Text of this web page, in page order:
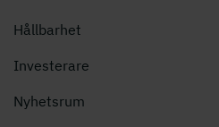
Hållbarhet
Investerare
Nyhetsrum